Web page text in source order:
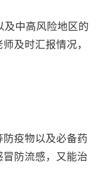
中高风险地区的
及时汇报情况，
疫物以及必备药
防流感，又能治